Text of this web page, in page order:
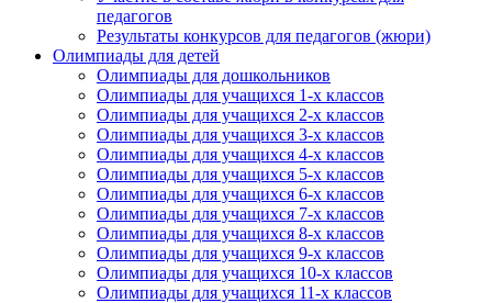
педагогов
Результаты конкурсов для педагогов (жюри)
Олимпиады для детей
Олимпиады для дошкольников
Олимпиады для учащихся 1-х классов
Олимпиады для учащихся 2-х классов
Олимпиады для учащихся 3-х классов
Олимпиады для учащихся 4-х классов
Олимпиады для учащихся 5-х классов
Олимпиады для учащихся 6-х классов
Олимпиады для учащихся 7-х классов
Олимпиады для учащихся 8-х классов
Олимпиады для учащихся 9-х классов
Олимпиады для учащихся 10-х классов
Олимпиады для учащихся 11-х классов